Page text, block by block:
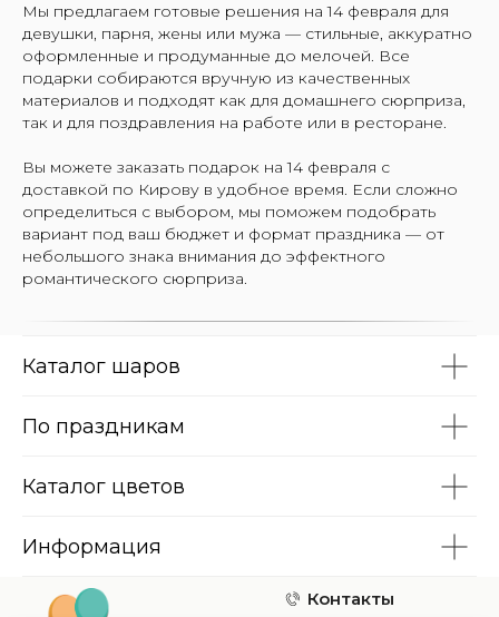
Мы предлагаем готовые решения на 14 февраля для
девушки, парня, жены или мужа — стильные, аккуратно
оформленные и продуманные до мелочей. Все
подарки собираются вручную из качественных
материалов и подходят как для домашнего сюрприза,
так и для поздравления на работе или в ресторане.
Вы можете заказать подарок на 14 февраля с
доставкой по Кирову в удобное время. Если сложно
определиться с выбором, мы поможем подобрать
вариант под ваш бюджет и формат праздника — от
небольшого знака внимания до эффектного
романтического сюрприза.
Каталог шаров
По праздникам
Каталог цветов
Информация
Контакты